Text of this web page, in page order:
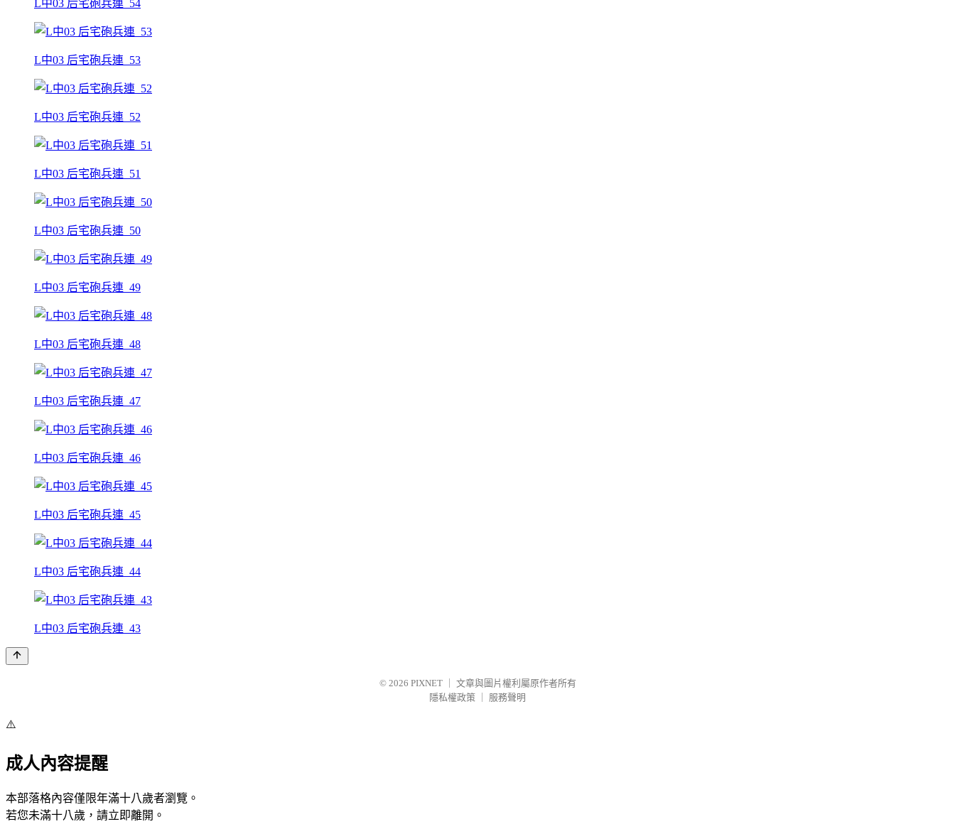
L中03 后宅砲兵連_54
L中03 后宅砲兵連_53
L中03 后宅砲兵連_52
L中03 后宅砲兵連_51
L中03 后宅砲兵連_50
L中03 后宅砲兵連_49
L中03 后宅砲兵連_48
L中03 后宅砲兵連_47
L中03 后宅砲兵連_46
L中03 后宅砲兵連_45
L中03 后宅砲兵連_44
L中03 后宅砲兵連_43
© 2026 PIXNET
文章與圖片權利屬原作者所有
隱私權政策
服務聲明
⚠️
成人內容提醒
本部落格內容僅限年滿十八歲者瀏覽。
若您未滿十八歲，請立即離開。